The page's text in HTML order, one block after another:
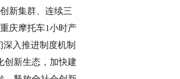
新集群、连续三
庆摩托车1小时产
入推进制度机制
创新生态，加快建